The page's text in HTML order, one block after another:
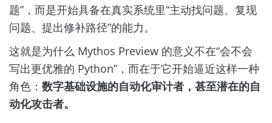
题”，而是开始具备在真实系统里“主动找问题、复现
问题、提出修补路径”的能力。
这就是为什么 Mythos Preview 的意义不在“会不会
写出更优雅的 Python”，而在于它开始逼近这样一种
角色： 数字基础设施的自动化审计者，甚至潜在的自
动化攻击者。